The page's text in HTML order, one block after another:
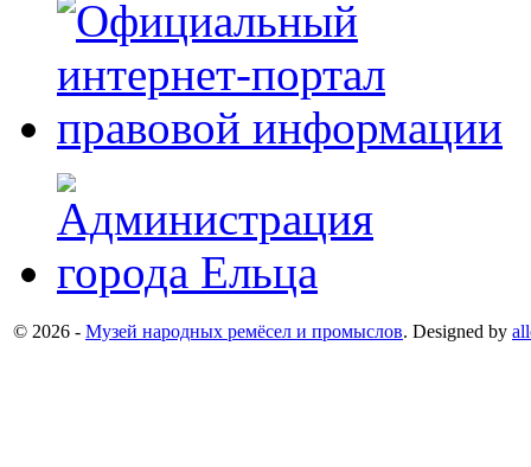
© 2026 - Музей народных ремёсел и промыслов. Designed by